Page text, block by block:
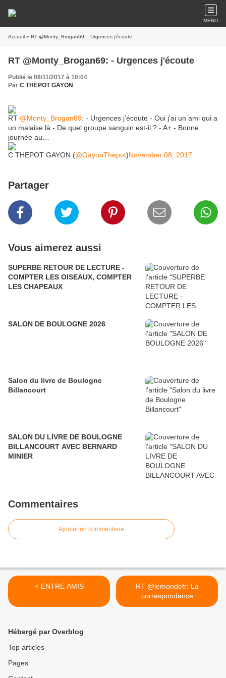
MENU
Accueil » RT @Monty_Brogan69: - Urgences j'écoute
RT @Monty_Brogan69: - Urgences j'écoute
Publié le 08/11/2017 à 10:04
Par C THEPOT GAYON
RT @Monty_Brogan69: - Urgences j'écoute - Oui j'ai un ami qui a
un malaise là - De quel groupe sanguin est-il ? - A+ - Bonne
journée au…
C THEPOT GAYON (@GayonThepot)November 08, 2017
Partager
Vous aimerez aussi
SUPERBE RETOUR DE LECTURE -
COMPTER LES OISEAUX, COMPTER
LES CHAPEAUX
SALON DE BOULOGNE 2026
Salon du livre de Boulogne
Billancourt
SALON DU LIVRE DE BOULOGNE
BILLANCOURT AVEC BERNARD
MINIER
Commentaires
Ajouter un commentaire
< ENTRE AMIS
RT @lemondefr: La
correspondance
amoureuse entre... >
Hébergé par Overblog
Top articles
Pages